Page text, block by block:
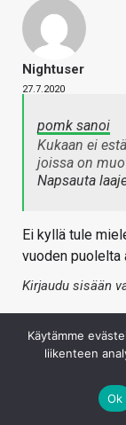
Nightuser
27.7.2020
pomk sanoi
Kukaan ei
joissa on
Napsauta
Ei kyllä tule
vuoden puolelta
Kirjaudu sisään
Käytämme
liikenteen
Ok